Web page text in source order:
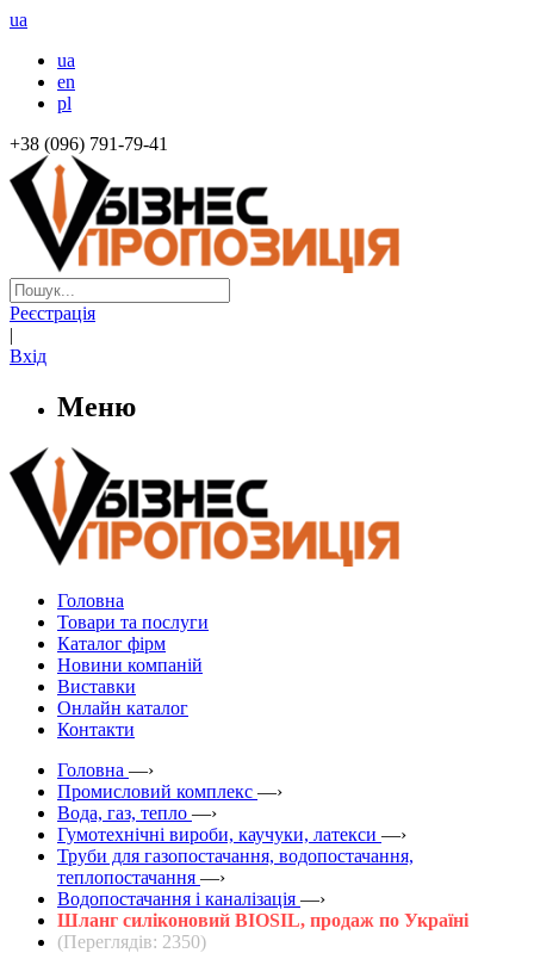
ua
ua
en
pl
+38 (096) 791-79-41
Реєстрація
|
Вхід
Меню
Головна
Товари та послуги
Каталог фірм
Новини компаній
Виставки
Онлайн каталог
Контакти
Головна —›
Промисловий комплекс —›
Вода, газ, тепло —›
Гумотехнічні вироби, каучуки, латекси —›
Труби для газопостачання, водопостачання,
теплопостачання —›
Водопостачання і каналізація —›
Шланг силіконовий BIOSIL, продаж по Україні
(Переглядів: 2350)